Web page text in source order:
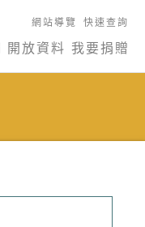
網站導覽 快速查詢
開放資料 我要捐贈